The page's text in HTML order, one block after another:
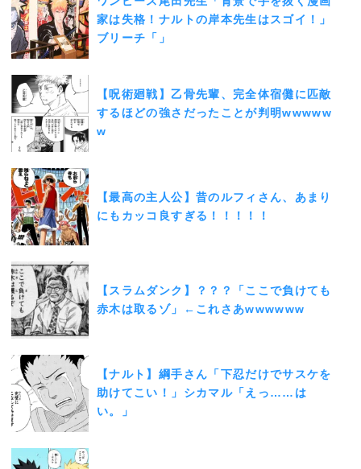
家は失格！ナルトの岸本先生はスゴイ！」
ブリーチ「」
【呪術廻戦】乙骨先輩、完全体宿儺に匹敵
するほどの強さだったことが判明wwwww
w
【最高の主人公】昔のルフィさん、あまり
にもカッコ良すぎる！！！！！
【スラムダンク】？？？「ここで負けても
赤木は取るゾ」←これさあwwwwww
【ナルト】綱手さん「下忍だけでサスケを
助けてこい！」シカマル「えっ……は
い。」